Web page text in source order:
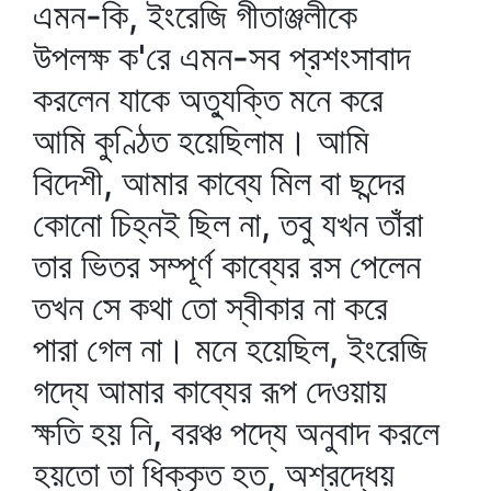
এমন-কি, ইংরেজি গীতাঞ্জলীকে
উপলক্ষ ক'রে এমন-সব প্রশংসাবাদ
করলেন যাকে অত্যুক্তি মনে করে
আমি কুণ্ঠিত হয়েছিলাম। আমি
বিদেশী, আমার কাব্যে মিল বা ছন্দের
কোনো চিহ্নই ছিল না, তবু যখন তাঁরা
তার ভিতর সম্পূর্ণ কাব্যের রস পেলেন
তখন সে কথা তো স্বীকার না করে
পারা গেল না। মনে হয়েছিল, ইংরেজি
গদ্যে আমার কাব্যের রূপ দেওয়ায়
ক্ষতি হয় নি, বরঞ্চ পদ্যে অনুবাদ করলে
হয়তো তা ধিক্‌কৃত হত, অশ্রদ্ধেয়